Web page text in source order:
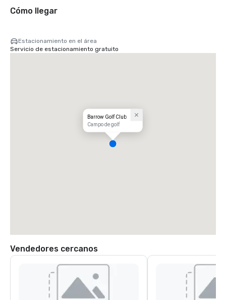
Cómo llegar
Estacionamiento en el área
Servicio de estacionamiento gratuito
Barrow Golf Club
Campo de golf
Vendedores cercanos